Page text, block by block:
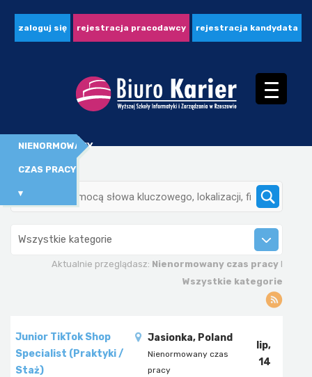
zaloguj się rejestracja pracodawcy rejestracja kandydata
Wszystkie kategorie
NIENORMOWANY
CZAS PRACY
▾
Aktualnie przeglądasz: Nienormowany czas pracy I
Wszystkie kategorie
Junior TikTok Shop
Specialist (Praktyki /
Staż)
Jasionka, Poland
Nienormowany czas
pracy
lip,
14